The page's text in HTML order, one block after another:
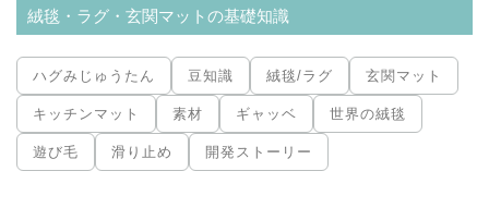
絨毯・ラグ・玄関マットの基礎知識
ハグみじゅうたん 豆知識 絨毯/ラグ 玄関マット
キッチンマット 素材 ギャッベ 世界の絨毯
遊び毛 滑り止め 開発ストーリー